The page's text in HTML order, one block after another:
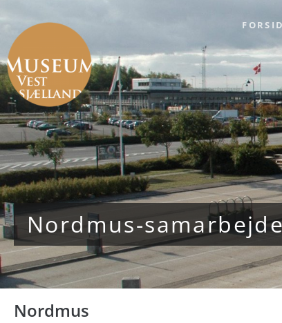
Nordmus-
Nordmus